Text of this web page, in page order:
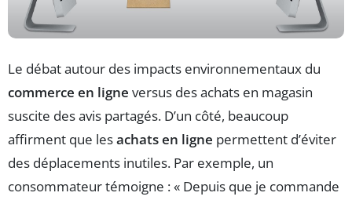
Le débat autour des impacts environnementaux du
commerce en ligne versus des achats en magasin
suscite des avis partagés. D’un côté, beaucoup
affirment que lesachats en ligne permettent d’éviter
des déplacements inutiles. Par exemple, un
consommateur témoigne : « Depuis que je commande